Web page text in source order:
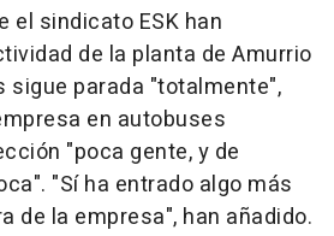
el sindicato ESK han
de la planta de Amurrio
sigue parada "totalmente",
en autobuses
"poca gente, y de
"Sí ha entrado algo más
de la empresa", han añadido.